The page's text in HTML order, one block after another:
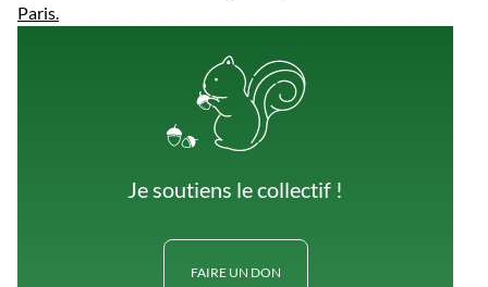
Paris.
Je soutiens le collectif !
FAIRE UN DON